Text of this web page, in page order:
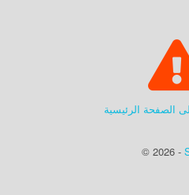
الصفحة الرئيسية
© 2026 -